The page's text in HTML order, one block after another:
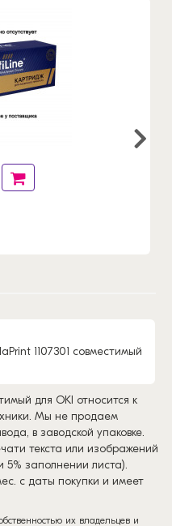
1107301 совместимый
для OKI относится к
Мы не продаем
в заводской упаковке.
текста или изображений
заполнении листа).
с даты покупки и имеет
их владельцев и